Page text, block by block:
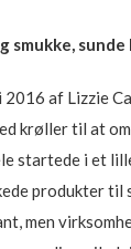
smukke,
af Lizzie
krøller til at
startede i et
produkter til
men